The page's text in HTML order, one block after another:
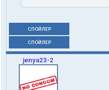
СПОЙЛЕР
СПОЙЛЕР
jenya23-2